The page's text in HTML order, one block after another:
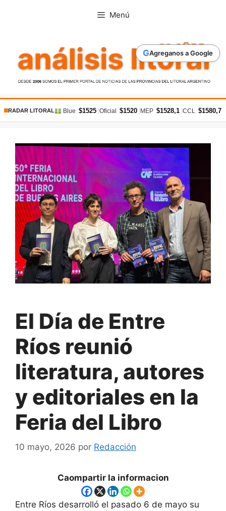
GAgreganos a Google
Menú
RADAR LITORAL Blue $1525 Oficial $1520 MEP $1528,1 CCL $1580,7
El Día de Entre
Ríos reunió
literatura, autores
y editoriales en la
Feria del Libro
10 mayo, 2026 por Redacción
Caompartir la informacion
Entre Ríos desarrolló el pasado 6 de mayo su